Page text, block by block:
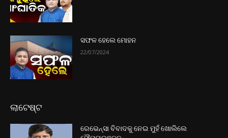
ସଫଳ ହେଲେ ମୋହନ
22/07/2024
ଲାଟେଷ୍ଟ
ରେଭେନ୍ସା ବିବାଦକୁ ନେଇ ମୁହଁ ଖୋଲିଲେ